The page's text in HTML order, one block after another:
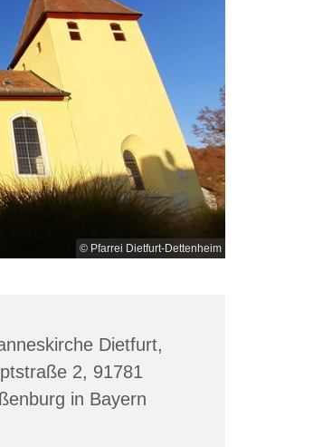
© Pfarrei Dietfurt-Dettenheim
Dietfurt,
2, 91781
in Bayern